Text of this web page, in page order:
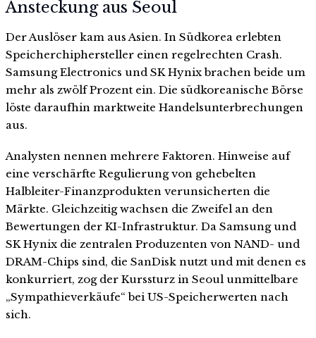
Ansteckung aus Seoul
Der Auslöser kam aus Asien. In Südkorea erlebten
Speicherchiphersteller einen regelrechten Crash.
Samsung Electronics und SK Hynix brachen beide um
mehr als zwölf Prozent ein. Die südkoreanische Börse
löste daraufhin marktweite Handelsunterbrechungen
aus.
Analysten nennen mehrere Faktoren. Hinweise auf
eine verschärfte Regulierung von gehebelten
Halbleiter-Finanzprodukten verunsicherten die
Märkte. Gleichzeitig wachsen die Zweifel an den
Bewertungen der KI-Infrastruktur. Da Samsung und
SK Hynix die zentralen Produzenten von NAND- und
DRAM-Chips sind, die SanDisk nutzt und mit denen es
konkurriert, zog der Kurssturz in Seoul unmittelbare
„Sympathieverkäufe“ bei US-Speicherwerten nach
sich.